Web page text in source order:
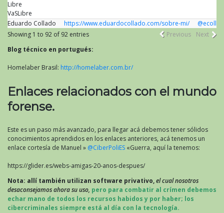
Libre
VaSLibre
Eduardo Collado https://www.eduardocollado.com/sobre-mi/
Showing 1 to 92 of 92 entries
Previous
Next
Blog técnico en portugués:
Homelaber Brasil: http://homelaber.com.br/
Enlaces relacionados con el mundo
forense.
Este es un paso más avanzado, para llegar acá debemos tener sólidos
conocimientos aprendidos en los enlaces anteriores, acá tenemos un
enlace cortesía de Manuel » @CiberPoliES «Guerra, aquí la tenemos:
https://glider.es/webs-amigas-20-anos-despues/
Nota: allí también utilizan software privativo,el cual nosotros
desaconsejamos ahora su uso, pero para combatir al crímen debemos
echar mano de todos los recursos habidos y por haber; los
cibercriminales siempre está al día con la tecnología.